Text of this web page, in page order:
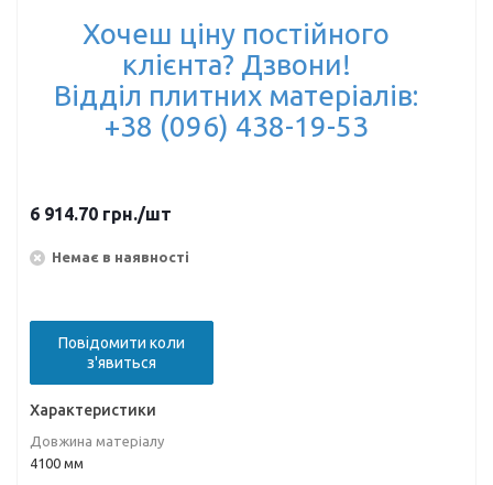
Хочеш ціну постійного
клієнта? Дзвони!
Відділ плитних матеріалів:
+38 (096) 438-19-53
6 914.70 грн./шт
Немає в наявності
Повідомити коли
з'явиться
Характеристики
Довжина матеріалу
4100 мм